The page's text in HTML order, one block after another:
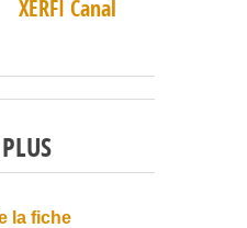
XERFI Canal
la fiche